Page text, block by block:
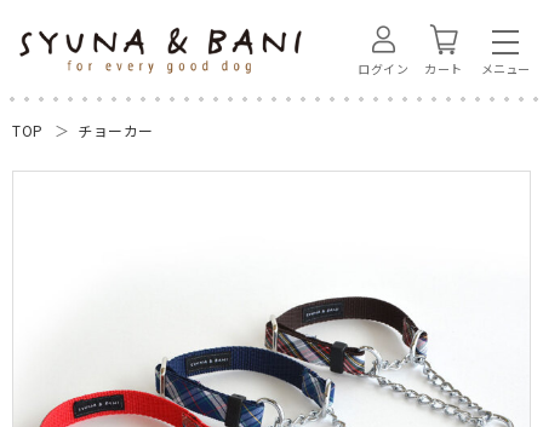
ログイン カート
TOP チョーカー